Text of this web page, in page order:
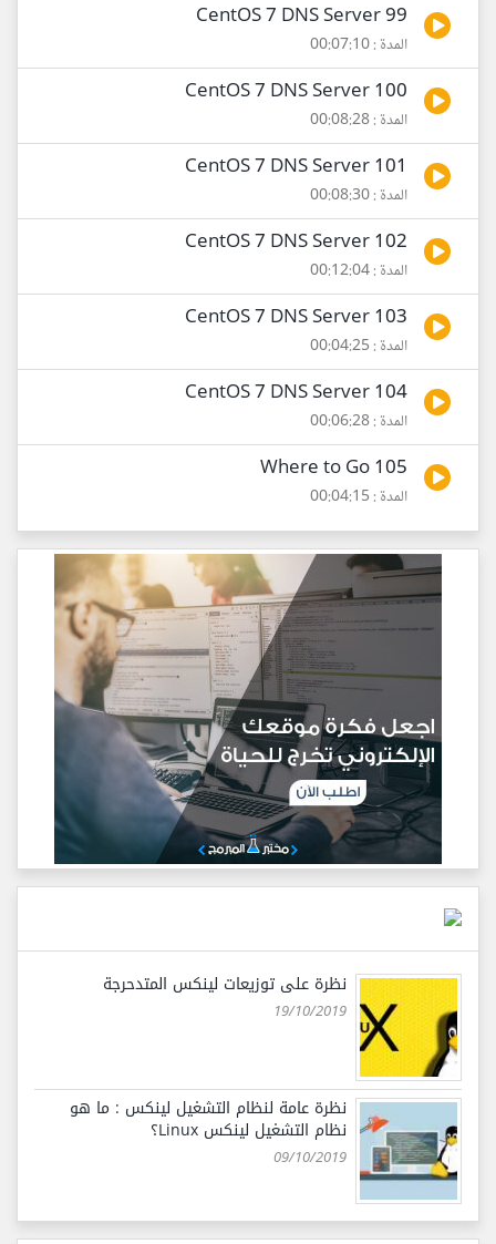
99 CentOS 7 DNS Server
المدة : 00:07:10
100 CentOS 7 DNS Server
المدة : 00:08:28
101 CentOS 7 DNS Server
المدة : 00:08:30
102 CentOS 7 DNS Server
المدة : 00:12:04
103 CentOS 7 DNS Server
المدة : 00:04:25
104 CentOS 7 DNS Server
المدة : 00:06:28
105 Where to Go
المدة : 00:04:15
نظرة على توزيعات لينكس المتدحرجة
19/10/2019
نظرة عامة لنظام التشغيل لينكس : ما هو
نظام التشغيل لينكس Linux؟
09/10/2019